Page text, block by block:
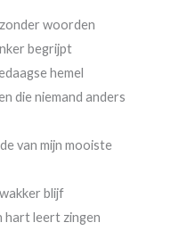
woorden
begrijpt
hemel
die niemand anders
van mijn mooiste
blijf
hart leert zingen